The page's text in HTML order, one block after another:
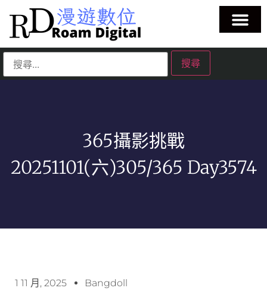
365攝影挑戰
20251101(六)305/365 Day3574
1 11 月, 2025 Bangdoll